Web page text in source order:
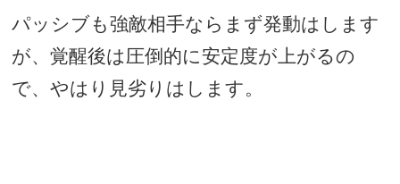
パッシブも強敵相手ならまず発動はします
が、覚醒後は圧倒的に安定度が上がるの
で、やはり見劣りはします。